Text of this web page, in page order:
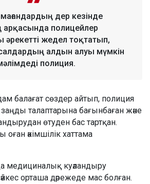
дер кезінде
арқасында полицейлер
жедел тоқтатып,
алдын алуы мүмкін
полиция.
балағат сөздер айтып, полиция
талаптарына бағынбаған және
өтуден бас тартқан.
әкімшілік хаттама
медициналық куәландыру
орташа дәрежеде мас болған.